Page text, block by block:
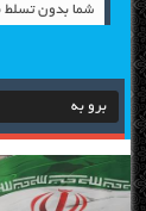
شما بدون تسلط